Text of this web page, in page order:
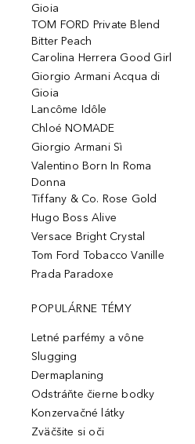
Gioia
TOM FORD Private Blend
Bitter Peach
Carolina Herrera Good Girl
Giorgio Armani Acqua di
Gioia
Lancôme Idôle
Chloé NOMADE
Giorgio Armani Sì
Valentino Born In Roma
Donna
Tiffany & Co. Rose Gold
Hugo Boss Alive
Versace Bright Crystal
Tom Ford Tobacco Vanille
Prada Paradoxe
POPULÁRNE TÉMY
Letné parfémy a vône
Slugging
Dermaplaning
Odstráňte čierne bodky
Konzervačné látky
Zväčšite si oči